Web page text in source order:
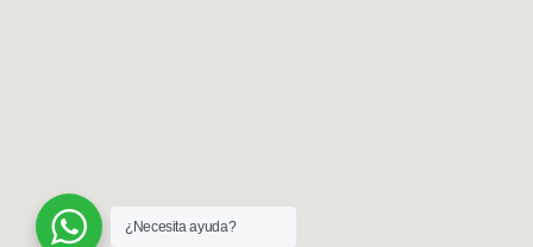
¿Necesita ayuda?